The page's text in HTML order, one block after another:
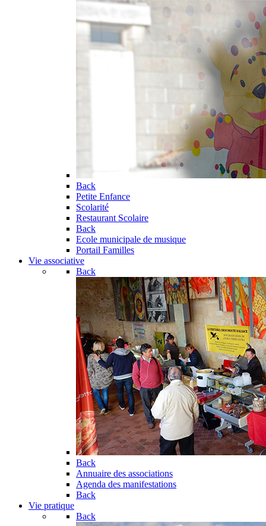
Back
Petite Enfance
Scolarité
Restaurant Scolaire
Back
Ecole municipale de musique
Portail Familles
Vie associative
Back
Back
Annuaire des associations
Agenda des manifestations
Back
Vie pratique
Back